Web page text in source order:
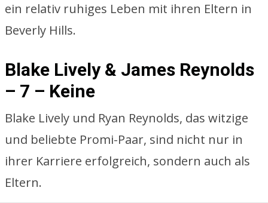
ein relativ ruhiges Leben mit ihren Eltern in
Beverly Hills.
Blake Lively & James Reynolds
– 7 – Keine
Blake Lively und Ryan Reynolds, das witzige
und beliebte Promi-Paar, sind nicht nur in
ihrer Karriere erfolgreich, sondern auch als
Eltern.